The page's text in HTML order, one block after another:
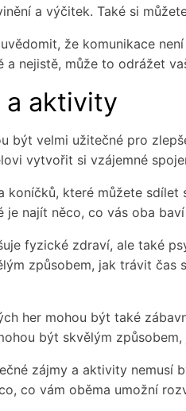
a výčitek. Také si
že komunikace
a nejistě, může to odrážet
a aktivity
být velmi užitečné pro
vytvořit si vzájemné
koníčků, které můžete
je najít něco, co vás oba
fyzické zdraví, ale také
způsobem, jak trávit
her mohou být také
být skvělým
zájmy a aktivity
co vám oběma umožní